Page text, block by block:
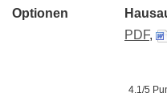
Optionen
PDF,
4.1/5